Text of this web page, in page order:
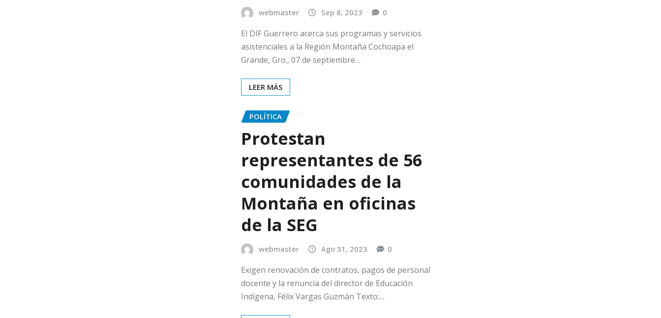
webmaster Sep 8, 2023 0
El DIF Guerrero acerca sus programas y servicios
asistenciales a la Región Montaña Cochoapa el
Grande, Gro., 07 de septiembre…
LEER MÁS
POLÍTICA
Protestan
representantes de 56
comunidades de la
Montaña en oficinas
de la SEG
webmaster Ago 31, 2023 0
Exigen renovación de contratos, pagos de personal
docente y la renuncia del director de Educación
Indígena, Félix Vargas Guzmán Texto:…